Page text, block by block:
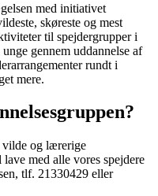
med initiativet
skøreste og mest
til spejdergrupper i
gennem uddannelse af
rundt i
mere.
vilde og lærerige
med alle vores spejdere
tlf. 21330429 eller